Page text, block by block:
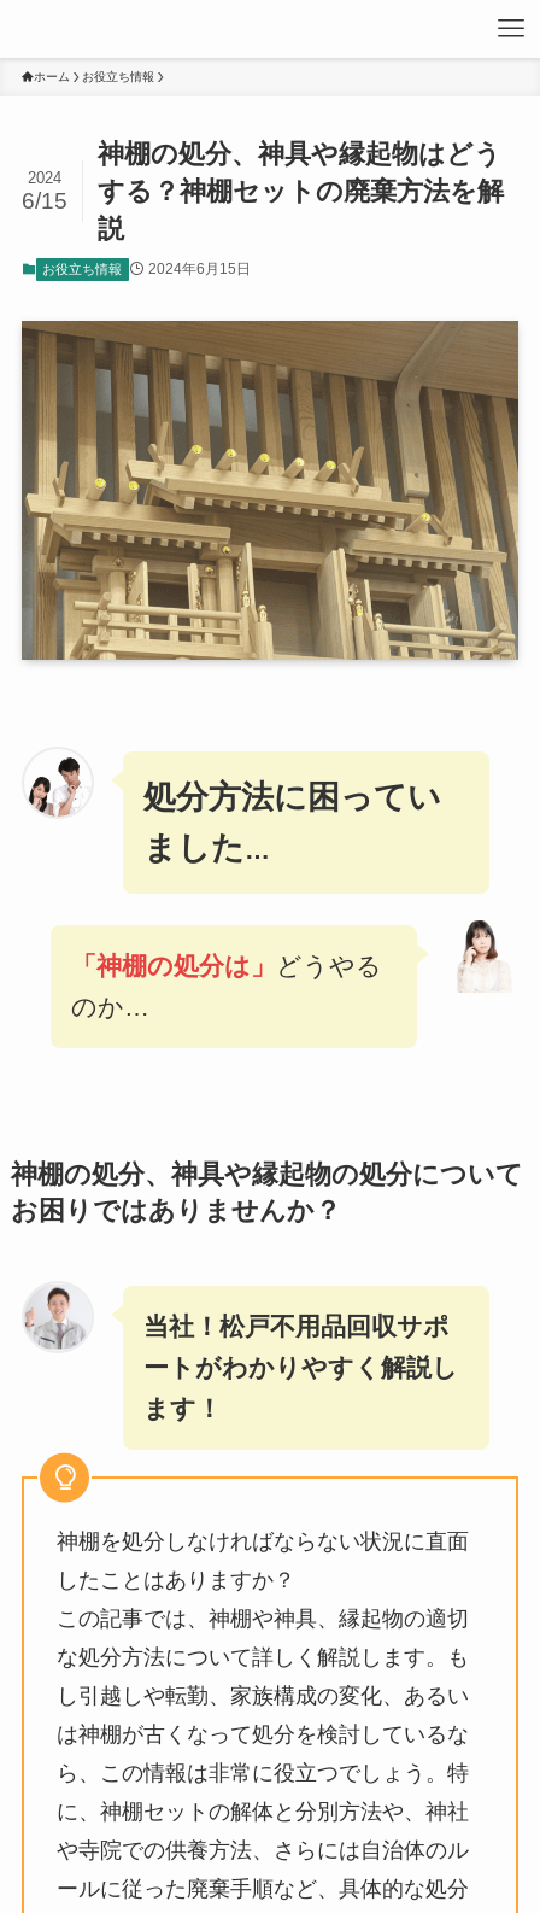
ホーム お役立ち情報
神棚の処分、神具や縁起物はどう
する？神棚セットの廃棄方法を解
説
2024
6/15
お役立ち情報 2024年6月15日
処分方法に困ってい
ました …
「神棚の処分は」 どうやる
のか…
神棚の処分、神具や縁起物の処分について
お困りではありませんか？
当社！松戸不用品回収サポ
ートがわかりやすく解説し
ます！
神棚を処分しなければならない状況に直面
したことはありますか？
この記事では、神棚や神具、縁起物の適切
な処分方法について詳しく解説します。も
し引越しや転勤、家族構成の変化、あるい
は神棚が古くなって処分を検討しているな
ら、この情報は非常に役立つでしょう。特
に、神棚セットの解体と分別方法や、神社
や寺院での供養方法、さらには自治体のル
ールに従った廃棄手順など、具体的な処分